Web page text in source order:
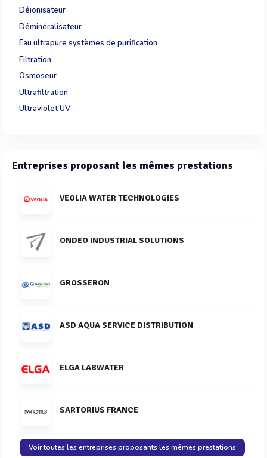
Déionisateur
Déminéralisateur
Eau ultrapure systèmes de purification
Filtration
Osmoseur
Ultrafiltration
Ultraviolet UV
Entreprises proposant les mêmes prestations
VEOLIA WATER TECHNOLOGIES
ONDEO INDUSTRIAL SOLUTIONS
GROSSERON
ASD AQUA SERVICE DISTRIBUTION
ELGA LABWATER
SARTORIUS FRANCE
Voir toutes les entreprises proposants les mêmes prestations